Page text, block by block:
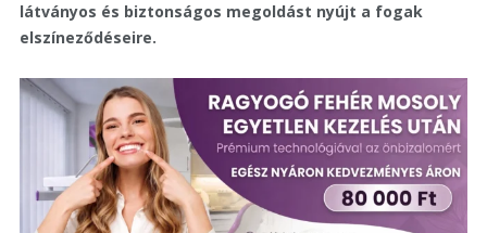
látványos és biztonságos megoldást nyújt a fogak
elszíneződéseire.